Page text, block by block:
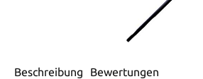
Beschreibung Bewertungen